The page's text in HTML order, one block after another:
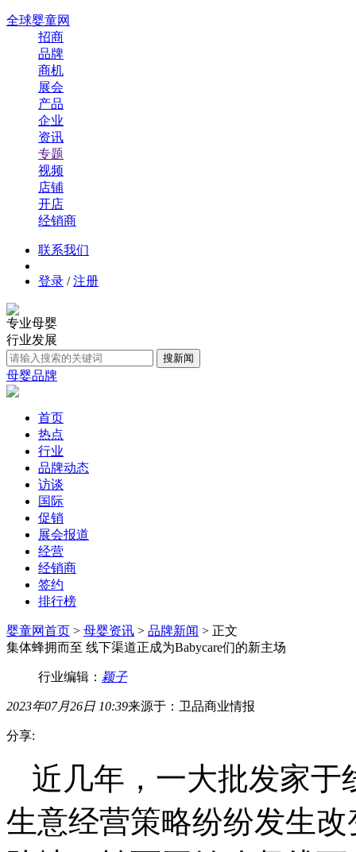
全球婴童网
招商
品牌
商机
展会
产品
企业
资讯
专题
视频
店铺
开店
经销商
联系我们
登录 /注册
专业母婴
行业发展
母婴品牌
首页
热点
行业
品牌动态
访谈
国际
促销
展会报道
经营
经销商
签约
排行榜
婴童网首页 > 母婴资讯 > 品牌新闻 > 正文
集体蜂拥而至 线下渠道正成为Babycare们的新主场
行业编辑： 颖子
2023年07月26日 10:39来源于：卫品商业情报
分享:
近几年，一大批发家于
生意经营策略纷纷发生